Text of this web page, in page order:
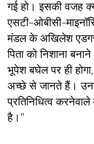
गई हो। इसकी वजह
एसटी-ओबीसी-
मंडल के अखिलेश
पिता को निशाना
भूपेश बघेल पर ही
अच्छे से जानते हैं।
प्रतिनिधित्व
है।”